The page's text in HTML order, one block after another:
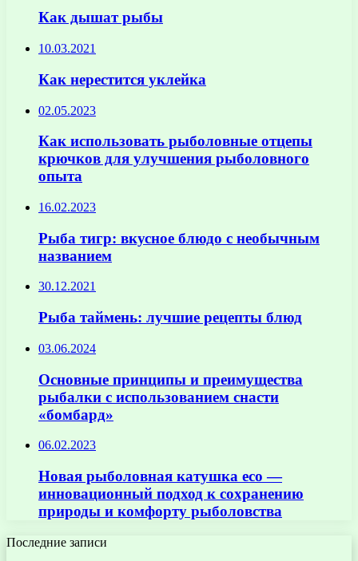
Как дышат рыбы
10.03.2021
Как нерестится уклейка
02.05.2023
Как использовать рыболовные отцепы
крючков для улучшения рыболовного
опыта
16.02.2023
Рыба тигр: вкусное блюдо с необычным
названием
30.12.2021
Рыба таймень: лучшие рецепты блюд
03.06.2024
Основные принципы и преимущества
рыбалки с использованием снасти
«бомбард»
06.02.2023
Новая рыболовная катушка eco —
инновационный подход к сохранению
природы и комфорту рыболовства
Последние записи